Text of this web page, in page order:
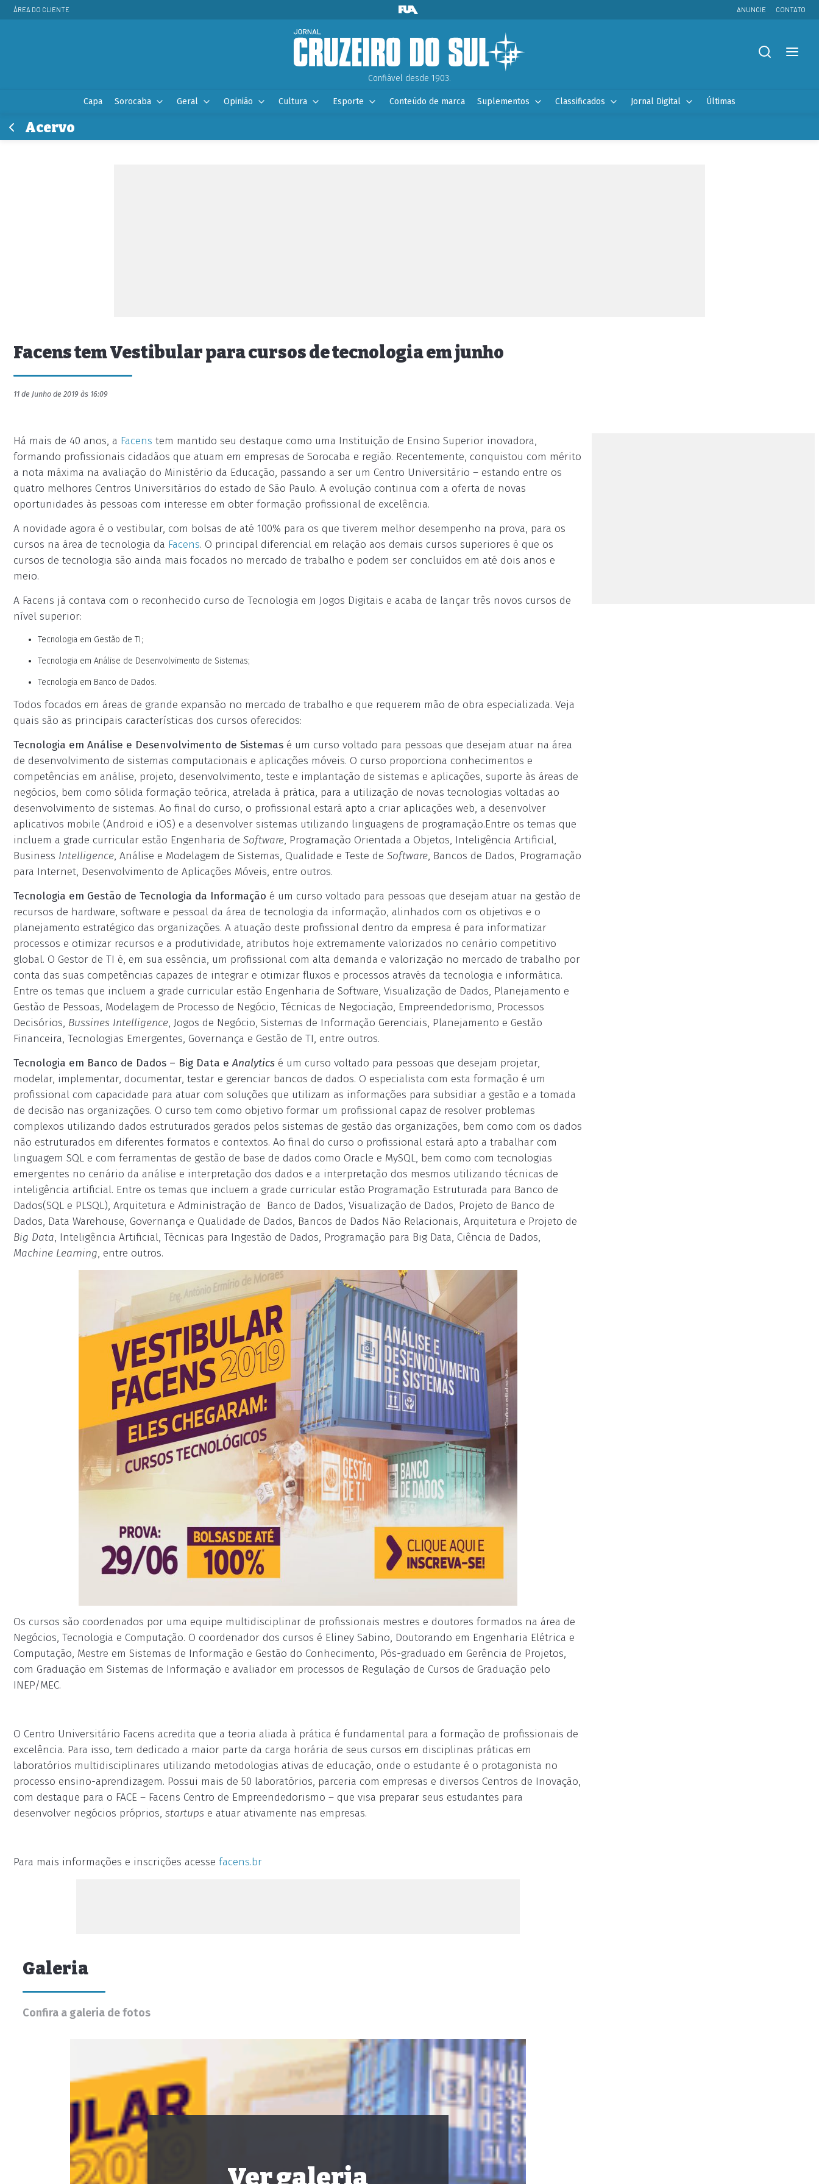
ÁREA DO CLIENTE ANUNCIE CONTATO
Confiável desde 1903.
Capa Sorocaba Geral Opinião Cultura Esporte Conteúdo de marca Suplementos Classificados Jornal Digital Últimas
Acervo
Facens tem Vestibular para cursos de tecnologia em junho
11 de Junho de 2019 às 16:09
Há mais de 40 anos, a Facens tem mantido seu destaque como uma Instituição de Ensino Superior inovadora,
formando profissionais cidadãos que atuam em empresas de Sorocaba e região. Recentemente, conquistou com mérito
a nota máxima na avaliação do Ministério da Educação, passando a ser um Centro Universitário – estando entre os
quatro melhores Centros Universitários do estado de São Paulo. A evolução continua com a oferta de novas
oportunidades às pessoas com interesse em obter formação profissional de excelência.
A novidade agora é o vestibular, com bolsas de até 100% para os que tiverem melhor desempenho na prova, para os
cursos na área de tecnologia da Facens. O principal diferencial em relação aos demais cursos superiores é que os
cursos de tecnologia são ainda mais focados no mercado de trabalho e podem ser concluídos em até dois anos e
meio.
A Facens já contava com o reconhecido curso de Tecnologia em Jogos Digitais e acaba de lançar três novos cursos de
nível superior:
Tecnologia em Gestão de TI;
Tecnologia em Análise de Desenvolvimento de Sistemas;
Tecnologia em Banco de Dados.
Todos focados em áreas de grande expansão no mercado de trabalho e que requerem mão de obra especializada. Veja
quais são as principais características dos cursos oferecidos:
Tecnologia em Análise e Desenvolvimento de Sistemas é um curso voltado para pessoas que desejam atuar na área
de desenvolvimento de sistemas computacionais e aplicações móveis. O curso proporciona conhecimentos e
competências em análise, projeto, desenvolvimento, teste e implantação de sistemas e aplicações, suporte às áreas de
negócios, bem como sólida formação teórica, atrelada à prática, para a utilização de novas tecnologias voltadas ao
desenvolvimento de sistemas. Ao final do curso, o profissional estará apto a criar aplicações web, a desenvolver
aplicativos mobile (Android e iOS) e a desenvolver sistemas utilizando linguagens de programação.Entre os temas que
incluem a grade curricular estão Engenharia de Software, Programação Orientada a Objetos, Inteligência Artificial,
Business Intelligence, Análise e Modelagem de Sistemas, Qualidade e Teste de Software, Bancos de Dados, Programação
para Internet, Desenvolvimento de Aplicações Móveis, entre outros.
Tecnologia em Gestão de Tecnologia da Informação é um curso voltado para pessoas que desejam atuar na gestão de
recursos de hardware, software e pessoal da área de tecnologia da informação, alinhados com os objetivos e o
planejamento estratégico das organizações. A atuação deste profissional dentro da empresa é para informatizar
processos e otimizar recursos e a produtividade, atributos hoje extremamente valorizados no cenário competitivo
global. O Gestor de TI é, em sua essência, um profissional com alta demanda e valorização no mercado de trabalho por
conta das suas competências capazes de integrar e otimizar fluxos e processos através da tecnologia e informática.
Entre os temas que incluem a grade curricular estão Engenharia de Software, Visualização de Dados, Planejamento e
Gestão de Pessoas, Modelagem de Processo de Negócio, Técnicas de Negociação, Empreendedorismo, Processos
Decisórios, Bussines Intelligence, Jogos de Negócio, Sistemas de Informação Gerenciais, Planejamento e Gestão
Financeira, Tecnologias Emergentes, Governança e Gestão de TI, entre outros.
Tecnologia em Banco de Dados – Big Data eAnalytics é um curso voltado para pessoas que desejam projetar,
modelar, implementar, documentar, testar e gerenciar bancos de dados. O especialista com esta formação é um
profissional com capacidade para atuar com soluções que utilizam as informações para subsidiar a gestão e a tomada
de decisão nas organizações. O curso tem como objetivo formar um profissional capaz de resolver problemas
complexos utilizando dados estruturados gerados pelos sistemas de gestão das organizações, bem como com os dados
não estruturados em diferentes formatos e contextos. Ao final do curso o profissional estará apto a trabalhar com
linguagem SQL e com ferramentas de gestão de base de dados como Oracle e MySQL, bem como com tecnologias
emergentes no cenário da análise e interpretação dos dados e a interpretação dos mesmos utilizando técnicas de
inteligência artificial. Entre os temas que incluem a grade curricular estão Programação Estruturada para Banco de
Dados(SQL e PLSQL), Arquitetura e Administração de Banco de Dados, Visualização de Dados, Projeto de Banco de
Dados, Data Warehouse, Governança e Qualidade de Dados, Bancos de Dados Não Relacionais, Arquitetura e Projeto de
Big Data, Inteligência Artificial, Técnicas para Ingestão de Dados, Programação para Big Data, Ciência de Dados,
Machine Learning, entre outros.
Os cursos são coordenados por uma equipe multidisciplinar de profissionais mestres e doutores formados na área de
Negócios, Tecnologia e Computação. O coordenador dos cursos é Eliney Sabino, Doutorando em Engenharia Elétrica e
Computação, Mestre em Sistemas de Informação e Gestão do Conhecimento, Pós-graduado em Gerência de Projetos,
com Graduação em Sistemas de Informação e avaliador em processos de Regulação de Cursos de Graduação pelo
INEP/MEC.
O Centro Universitário Facens acredita que a teoria aliada à prática é fundamental para a formação de profissionais de
excelência. Para isso, tem dedicado a maior parte da carga horária de seus cursos em disciplinas práticas em
laboratórios multidisciplinares utilizando metodologias ativas de educação, onde o estudante é o protagonista no
processo ensino-aprendizagem. Possui mais de 50 laboratórios, parceria com empresas e diversos Centros de Inovação,
com destaque para o FACE – Facens Centro de Empreendedorismo – que visa preparar seus estudantes para
desenvolver negócios próprios, startups e atuar ativamente nas empresas.
Para mais informações e inscrições acesse facens.br
Galeria
Confira a galeria de fotos
Ver galeria